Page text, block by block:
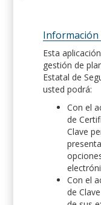
Información
Esta
gestión de
Estatal de
usted podrá:
Con el
de
Clave
Con el
de